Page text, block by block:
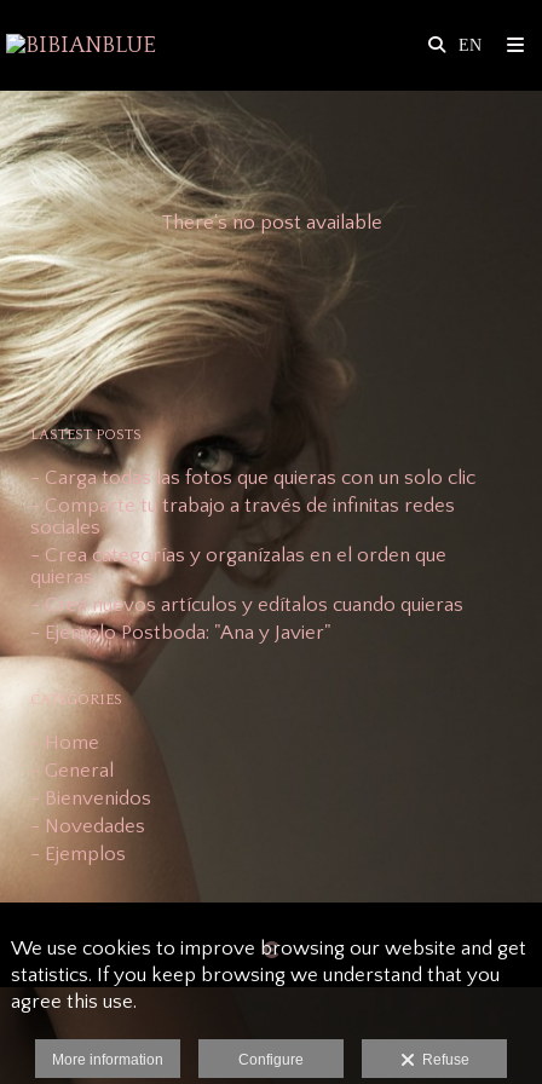
There's no post available
LASTEST POSTS
- Carga todas las fotos que quieras con un solo clic
- Comparte tu trabajo a través de infinitas redes
sociales
- Crea categorías y organízalas en el orden que
quieras
- Crea nuevos artículos y edítalos cuando quieras
- Ejemplo Postboda: "Ana y Javier"
CATEGORIES
- Home
- General
- Bienvenidos
- Novedades
- Ejemplos
We use cookies to improve browsing our website and get
statistics. If you keep browsing we understand that you
agree this use.
More information Configure Refuse